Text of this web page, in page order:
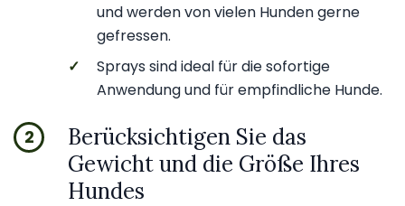
und werden von vielen Hunden gerne
gefressen.
✓
Sprays sind ideal für die sofortige
Anwendung und für empfindliche Hunde.
2
Berücksichtigen Sie das
Gewicht und die Größe Ihres
Hundes